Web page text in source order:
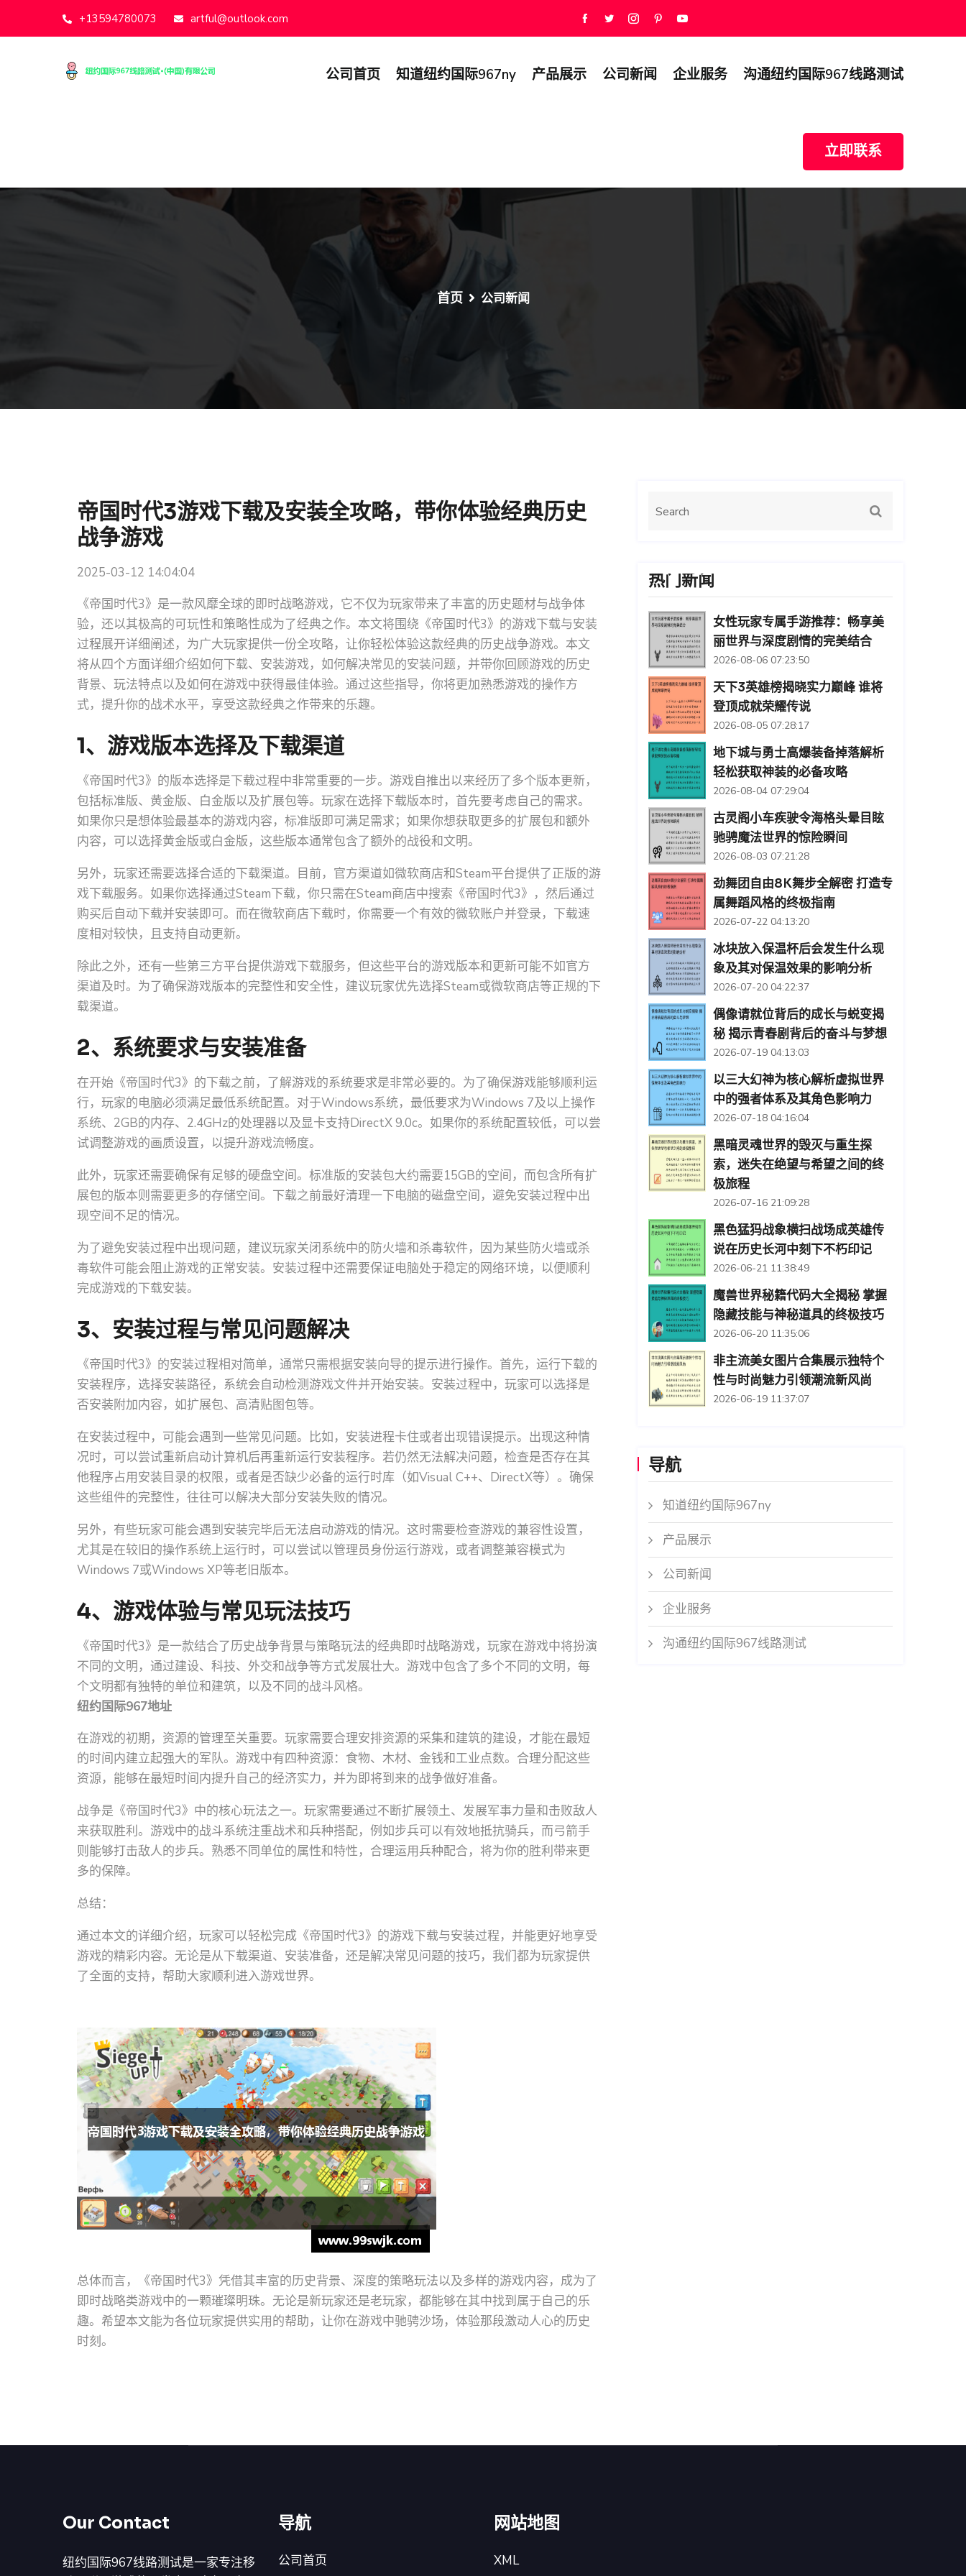
+13594780073 artful@outlook.com
公司首页 知道纽约国际967ny 产品展示 公司新闻 企业服务 沟通纽约国际967线路测试
立即联系
首页 公司新闻
帝国时代3游戏下载及安装全攻略，带你体验经典历史
战争游戏
2025-03-12 14:04:04
《帝国时代3》是一款风靡全球的即时战略游戏，它不仅为玩家带来了丰富的历史题材与战争体
验，还以其极高的可玩性和策略性成为了经典之作。本文将围绕《帝国时代3》的游戏下载与安装
过程展开详细阐述，为广大玩家提供一份全攻略，让你轻松体验这款经典的历史战争游戏。本文
将从四个方面详细介绍如何下载、安装游戏，如何解决常见的安装问题，并带你回顾游戏的历史
背景、玩法特点以及如何在游戏中获得最佳体验。通过这些指导，你将更加熟悉游戏的操作方
式，提升你的战术水平，享受这款经典之作带来的乐趣。
1、游戏版本选择及下载渠道
《帝国时代3》的版本选择是下载过程中非常重要的一步。游戏自推出以来经历了多个版本更新，
包括标准版、黄金版、白金版以及扩展包等。玩家在选择下载版本时，首先要考虑自己的需求。
如果你只是想体验最基本的游戏内容，标准版即可满足需求；如果你想获取更多的扩展包和额外
内容，可以选择黄金版或白金版，这些版本通常包含了额外的战役和文明。
另外，玩家还需要选择合适的下载渠道。目前，官方渠道如微软商店和Steam平台提供了正版的游
戏下载服务。如果你选择通过Steam下载，你只需在Steam商店中搜索《帝国时代3》，然后通过
购买后自动下载并安装即可。而在微软商店下载时，你需要一个有效的微软账户并登录，下载速
度相对较快，且支持自动更新。
除此之外，还有一些第三方平台提供游戏下载服务，但这些平台的游戏版本和更新可能不如官方
渠道及时。为了确保游戏版本的完整性和安全性，建议玩家优先选择Steam或微软商店等正规的下
载渠道。
2、系统要求与安装准备
在开始《帝国时代3》的下载之前，了解游戏的系统要求是非常必要的。为了确保游戏能够顺利运
行，玩家的电脑必须满足最低系统配置。对于Windows系统，最低要求为Windows 7及以上操作
系统、2GB的内存、2.4GHz的处理器以及显卡支持DirectX 9.0c。如果你的系统配置较低，可以尝
试调整游戏的画质设置，以提升游戏流畅度。
此外，玩家还需要确保有足够的硬盘空间。标准版的安装包大约需要15GB的空间，而包含所有扩
展包的版本则需要更多的存储空间。下载之前最好清理一下电脑的磁盘空间，避免安装过程中出
现空间不足的情况。
为了避免安装过程中出现问题，建议玩家关闭系统中的防火墙和杀毒软件，因为某些防火墙或杀
毒软件可能会阻止游戏的正常安装。安装过程中还需要保证电脑处于稳定的网络环境，以便顺利
完成游戏的下载安装。
3、安装过程与常见问题解决
《帝国时代3》的安装过程相对简单，通常只需根据安装向导的提示进行操作。首先，运行下载的
安装程序，选择安装路径，系统会自动检测游戏文件并开始安装。安装过程中，玩家可以选择是
否安装附加内容，如扩展包、高清贴图包等。
在安装过程中，可能会遇到一些常见问题。比如，安装进程卡住或者出现错误提示。出现这种情
况时，可以尝试重新启动计算机后再重新运行安装程序。若仍然无法解决问题，检查是否存在其
他程序占用安装目录的权限，或者是否缺少必备的运行时库（如Visual C++、DirectX等）。确保
这些组件的完整性，往往可以解决大部分安装失败的情况。
另外，有些玩家可能会遇到安装完毕后无法启动游戏的情况。这时需要检查游戏的兼容性设置，
尤其是在较旧的操作系统上运行时，可以尝试以管理员身份运行游戏，或者调整兼容模式为
Windows 7或Windows XP等老旧版本。
4、游戏体验与常见玩法技巧
《帝国时代3》是一款结合了历史战争背景与策略玩法的经典即时战略游戏，玩家在游戏中将扮演
不同的文明，通过建设、科技、外交和战争等方式发展壮大。游戏中包含了多个不同的文明，每
个文明都有独特的单位和建筑，以及不同的战斗风格。
纽约国际967地址
在游戏的初期，资源的管理至关重要。玩家需要合理安排资源的采集和建筑的建设，才能在最短
的时间内建立起强大的军队。游戏中有四种资源：食物、木材、金钱和工业点数。合理分配这些
资源，能够在最短时间内提升自己的经济实力，并为即将到来的战争做好准备。
战争是《帝国时代3》中的核心玩法之一。玩家需要通过不断扩展领土、发展军事力量和击败敌人
来获取胜利。游戏中的战斗系统注重战术和兵种搭配，例如步兵可以有效地抵抗骑兵，而弓箭手
则能够打击敌人的步兵。熟悉不同单位的属性和特性，合理运用兵种配合，将为你的胜利带来更
多的保障。
总结：
通过本文的详细介绍，玩家可以轻松完成《帝国时代3》的游戏下载与安装过程，并能更好地享受
游戏的精彩内容。无论是从下载渠道、安装准备，还是解决常见问题的技巧，我们都为玩家提供
了全面的支持，帮助大家顺利进入游戏世界。
总体而言，《帝国时代3》凭借其丰富的历史背景、深度的策略玩法以及多样的游戏内容，成为了
即时战略类游戏中的一颗璀璨明珠。无论是新玩家还是老玩家，都能够在其中找到属于自己的乐
趣。希望本文能为各位玩家提供实用的帮助，让你在游戏中驰骋沙场，体验那段激动人心的历史
时刻。
热门新闻
女性玩家专属手游推荐：畅享美
丽世界与深度剧情的完美结合
2026-08-06 07:23:50
天下3英雄榜揭晓实力巅峰 谁将
登顶成就荣耀传说
2026-08-05 07:28:17
地下城与勇士高爆装备掉落解析
轻松获取神装的必备攻略
2026-08-04 07:29:04
古灵阁小车疾驶令海格头晕目眩
驰骋魔法世界的惊险瞬间
2026-08-03 07:21:28
劲舞团自由8K舞步全解密 打造专
属舞蹈风格的终极指南
2026-07-22 04:13:20
冰块放入保温杯后会发生什么现
象及其对保温效果的影响分析
2026-07-20 04:22:37
偶像请就位背后的成长与蜕变揭
秘 揭示青春剧背后的奋斗与梦想
2026-07-19 04:13:03
以三大幻神为核心解析虚拟世界
中的强者体系及其角色影响力
2026-07-18 04:16:04
黑暗灵魂世界的毁灭与重生探
索，迷失在绝望与希望之间的终
极旅程
2026-07-16 21:09:28
黑色猛犸战象横扫战场成英雄传
说在历史长河中刻下不朽印记
2026-06-21 11:38:49
魔兽世界秘籍代码大全揭秘 掌握
隐藏技能与神秘道具的终极技巧
2026-06-20 11:35:06
非主流美女图片合集展示独特个
性与时尚魅力引领潮流新风尚
2026-06-19 11:37:07
导航
知道纽约国际967ny
产品展示
公司新闻
企业服务
沟通纽约国际967线路测试
Our Contact
纽约国际967线路测试是一家专注移
导航
公司首页
网站地图
XML